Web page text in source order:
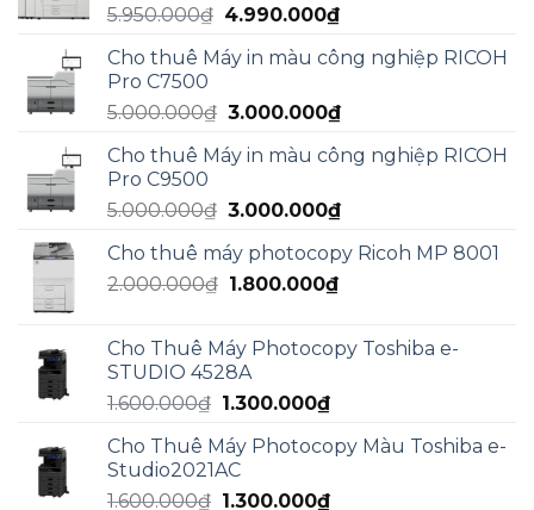
5.950.000₫ Giá
là:
4.990.000₫Giá
tại
4.990.000₫.
Cho thuê Máy in màu công nghiệp RICOH
Pro C7500
5.000.000₫ Giá
là:
3.000.000₫Giá
tại
3.000.000₫.
Cho thuê Máy in màu công nghiệp RICOH
Pro C9500
5.000.000₫ Giá
là:
5.000.000₫.
3.000.000₫Giá
tại
Cho thuê máy photocopy Ricoh MP 8001
2.000.000₫ Giá
2.000.000₫.
1.800.000₫Giá
là:
Cho Thuê Máy Photocopy Toshiba e-
STUDIO 4528A
1.600.000₫ Giá
là:
1.600.000₫.
1.300.000₫Giá
tại
1.300.000₫.
Cho Thuê Máy Photocopy Màu Toshiba e-
Studio2021AC
1.600.000₫ Giá
1.300.000₫Giá